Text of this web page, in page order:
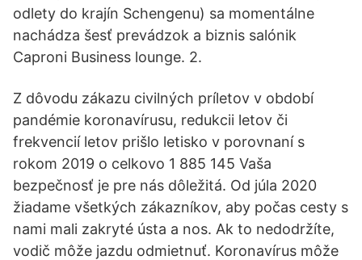
odlety do krajín Schengenu) sa momentálne
nachádza šesť prevádzok a biznis salónik
Caproni Business lounge. 2.
Z dôvodu zákazu civilných príletov v období
pandémie koronavírusu, redukcii letov či
frekvencií letov prišlo letisko v porovnaní s
rokom 2019 o celkovo 1 885 145 Vaša
bezpečnosť je pre nás dôležitá. Od júla 2020
žiadame všetkých zákazníkov, aby počas cesty s
nami mali zakryté ústa a nos. Ak to nedodržíte,
vodič môže jazdu odmietnuť. Koronavírus môže